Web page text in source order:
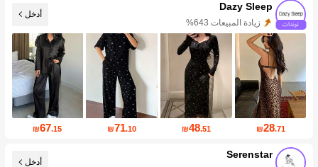
Dazy Sleep
زيادة المتابعين 999%+
أدخل
₪28.71
₪48.51
₪71.10
₪67.15
Serenstar
أدخل